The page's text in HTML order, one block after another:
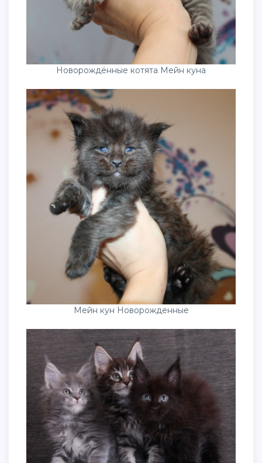
Новорождённые котята Мейн куна
Мейн кун Новорожденные